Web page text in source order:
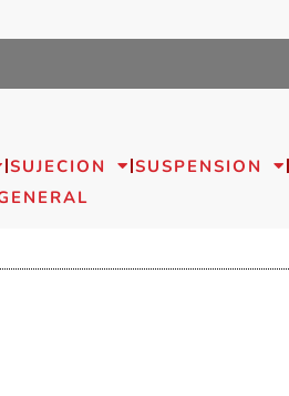
SUJECION SUSPENSION